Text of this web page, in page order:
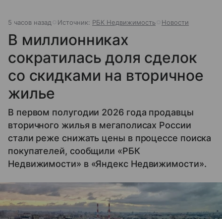
5 часов назад Источник: РБК Недвижимость Новости
В миллионниках
сократилась доля сделок
со скидками на вторичное
жилье
В первом полугодии 2026 года продавцы
вторичного жилья в мегаполисах России
стали реже снижать цены в процессе поиска
покупателей, сообщили «РБК
Недвижимости» в «Яндекс Недвижимости».